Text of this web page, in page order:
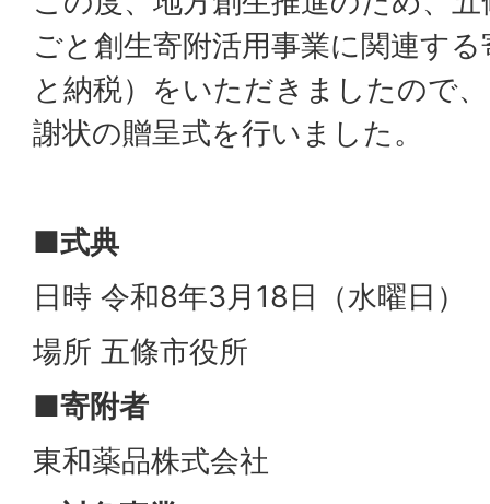
ごと創生寄附活用事業に関連す
と納税）をいただきましたので
謝状の贈呈式を行いました。
■式典
日時 令和8年3月18日（水曜日）
場所 五條市役所
■寄附者
東和薬品株式会社